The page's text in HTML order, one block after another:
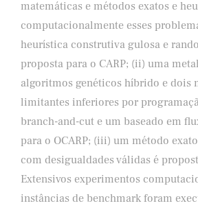
matemáticas e métodos exatos e
computacionalmente esses
heurística construtiva gulosa e
proposta para o CARP; (ii) uma
algoritmos genéticos híbrido e dois
limitantes inferiores por
branch-and-cut e um baseado em
para o OCARP; (iii) um método
com desigualdades válidas é
Extensivos experimentos
instâncias de benchmark foram